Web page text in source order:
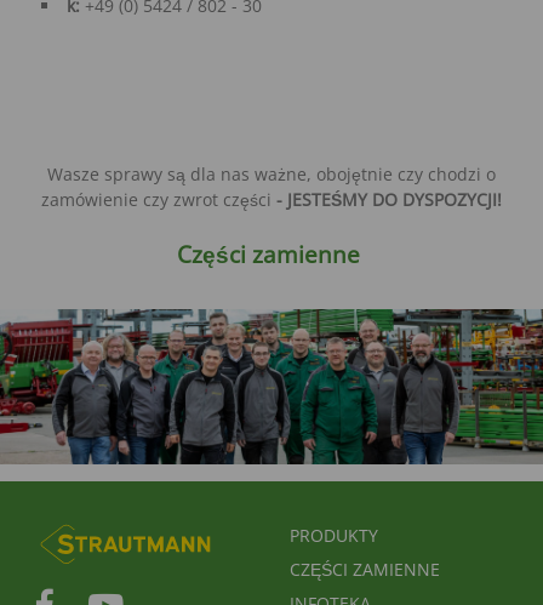
k: +49 (0) 5424 / 802 - 30
Wasze sprawy są dla nas ważne, obojętnie czy chodzi o
zamówienie czy zwrot części - JESTEŚMY DO DYSPOZYCJI!
Części zamienne
FUSSBEREICHSMENÜ
PRODUKTY
CZĘŚCI ZAMIENNE